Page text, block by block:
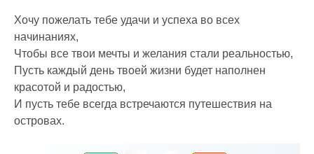
Хочу пожелать тебе удачи и успеха во всех
начинаниях,
Чтобы все твои мечты и желания стали реальностью,
Пусть каждый день твоей жизни будет наполнен
красотой и радостью,
И пусть тебе всегда встречаются путешествия на
островах.